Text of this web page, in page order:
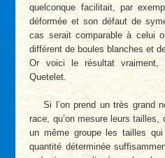
quelconque facilitait, par
déformée et son défaut de
cas serait comparable à celui
différent de boules blanches et
Or voici le résultat vraiment,
Quetelet.
Si l’on prend un très grand
race, qu’on mesure leurs tailles,
un même groupe les tailles
quantité déterminée